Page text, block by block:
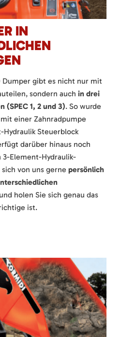
IN
Dumper gibt es nicht nur mit
sondern auch in drei
(SPEC 1, 2 und 3). So wurde
mit einer Zahnradpumpe
Steuerblock
darüber hinaus noch
3-Element-Hydraulik-
sich von uns gerne persönlich
und holen Sie sich genau das
ist.